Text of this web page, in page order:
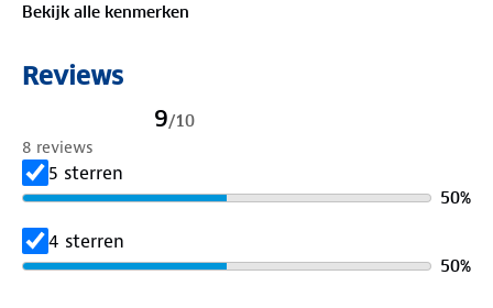
Overslag met gesp en rits
Extra opbergruimte -- voorvak met ritssluiting.
Waterproof materiaal
tegen regen.
Bekijk alle kenmerken
Reviews
9/10
8 reviews
5 sterren
50%
4 sterren
50%